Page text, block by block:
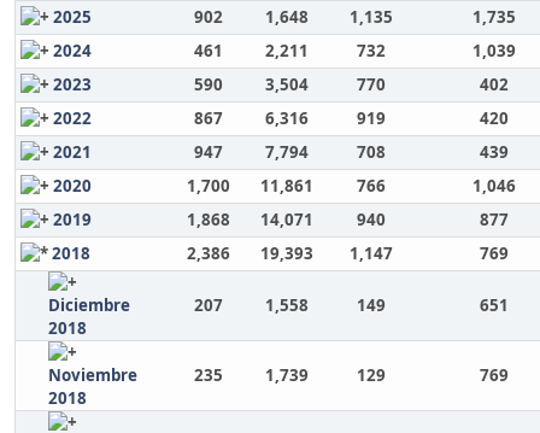
2025
902 1,648 1,135
1,735
2024
461 2,211 732
1,039
2023
590 3,504 770
402
2022
867 6,316 919
420
2021
947 7,794 708
439
2020
1,700 11,861 766
1,046
2019
1,868 14,071 940
877
2018
2,386 19,393 1,147 769
Diciembre
2018
207 1,558 149 651
Noviembre
2018
235 1,739 129 769